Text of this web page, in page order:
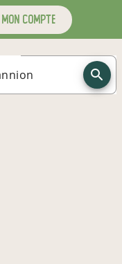
mon compte